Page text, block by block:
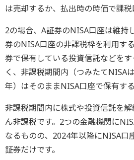
は売却するか、払出時の時価で課税
2の場合、A証券のNISA口座は維持
券のNISA口座の非課税枠を利用す
券で保有している投資信託などを
く、非課税期間内（つみたてNISA
年）はそのままNISA口座で保有す
非課税期間内に株式や投資信託を
ん非課税です。2つの金融機関に
なるものの、2024年以降にNISA口
証券だけです。